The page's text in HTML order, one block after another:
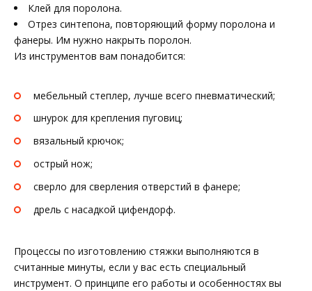
Клей для поролона.
Отрез синтепона, повторяющий форму поролона и
фанеры. Им нужно накрыть поролон.
Из инструментов вам понадобится:
мебельный степлер, лучше всего пневматический;
шнурок для крепления пуговиц;
вязальный крючок;
острый нож;
сверло для сверления отверстий в фанере;
дрель с насадкой цифендорф.
Процессы по изготовлению стяжки выполняются в
считанные минуты, если у вас есть специальный
инструмент. О принципе его работы и особенностях вы